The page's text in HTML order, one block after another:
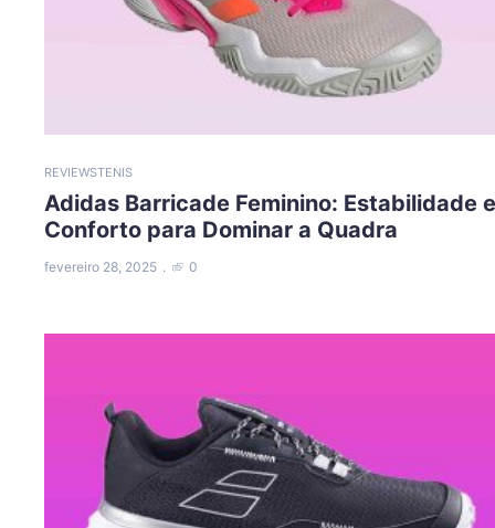
REVIEWSTENIS
Adidas Barricade Feminino: Estabilidade e
Conforto para Dominar a Quadra
fevereiro 28, 2025 0